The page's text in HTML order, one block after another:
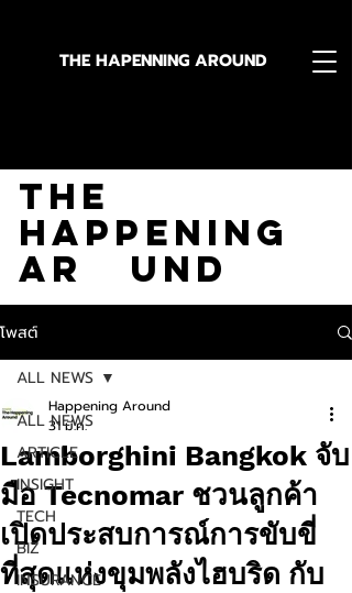
THE HAPENNING AROUND
The
Happening
Ar und
โพสต์
ALL NEWS
ARTICLE
INSIGHT
TECH
BIZ
INSURANCE
ALL NEWS
Lamborghini Bangkok จับ
มือ Tecnomar ชวนลูกค้า
เปิดประสบการณ์การขับขี่
ที่สุดแห่งขุมพลังไฮบริด กับ
Happening Around
31 มี.ค.